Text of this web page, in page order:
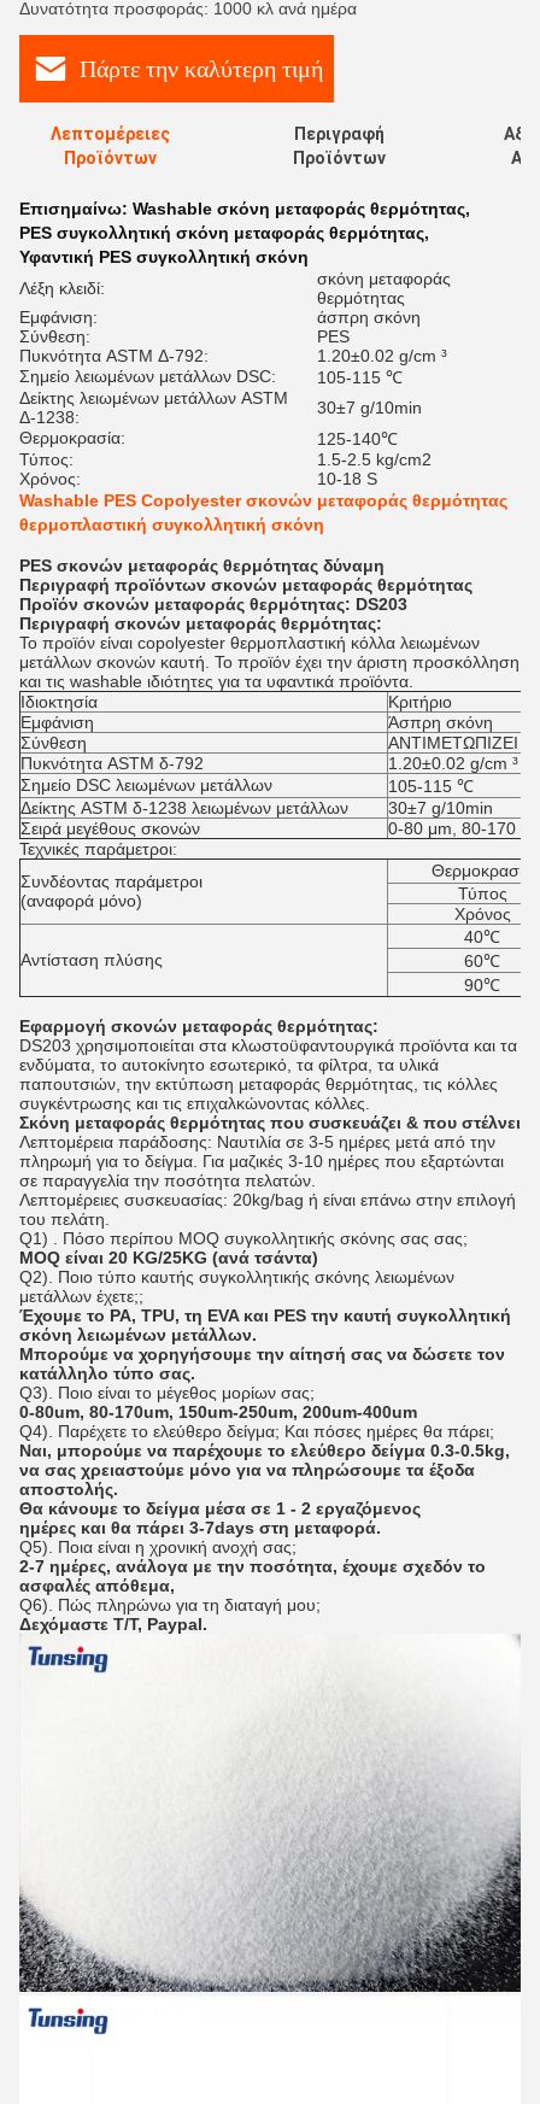
Δυνατότητα προσφοράς: 1000 κλ ανά ημέρα
Πάρτε την καλύτερη τιμή
Λεπτομέρειες
Προϊόντων
Περιγραφή
Προϊόντων
Επισημαίνω: Washable σκόνη μεταφοράς θερμότητας,
PES συγκολλητική σκόνη μεταφοράς θερμότητας,
Υφαντική PES συγκολλητική σκόνη
Λέξη κλειδί:
σκόνη μεταφοράς
θερμότητας
Εμφάνιση:
άσπρη σκόνη
Σύνθεση:
PES
Πυκνότητα ASTM Δ-792:
1.20±0.02 g/cm ³
Σημείο λειωμένων μετάλλων DSC:
105-115 ℃
Δείκτης λειωμένων μετάλλων ASTM
Δ-1238:
30±7 g/10min
Θερμοκρασία:
125-140℃
Τύπος:
1.5-2.5 kg/cm2
Χρόνος:
10-18 S
Washable PES Copolyester σκονών μεταφοράς θερμότητας
θερμοπλαστική συγκολλητική σκόνη
PES σκονών μεταφοράς θερμότητας δύναμη
Περιγραφή προϊόντων σκονών μεταφοράς θερμότητας
Προϊόν σκονών μεταφοράς θερμότητας: DS203
Περιγραφή σκονών μεταφοράς θερμότητας:
Το προϊόν είναι copolyester θερμοπλαστική κόλλα λειωμένων
μετάλλων σκονών καυτή. Το προϊόν έχει την άριστη προσκόλληση
και τις washable ιδιότητες για τα υφαντικά προϊόντα.
Ιδιοκτησία
Κριτήριο
Εμφάνιση
Άσπρη σκόνη
Σύνθεση
ΑΝΤΙΜΕΤΩΠΙΖΕΙ
Πυκνότητα ASTM δ-792
1.20±0.02 g/cm ³
Σημείο DSC λειωμένων μετάλλων
105-115 ℃
Δείκτης ASTM δ-1238 λειωμένων μετάλλων
30±7 g/10min
Σειρά μεγέθους σκονών
0-80 μm, 80-170
Τεχνικές παράμετροι:
Συνδέοντας παράμετροι
(αναφορά μόνο)
Θερμοκρασία
Τύπος
Χρόνος
Αντίσταση πλύσης
40℃
60℃
90℃
Εφαρμογή σκονών μεταφοράς θερμότητας:
DS203 χρησιμοποιείται στα κλωστοϋφαντουργικά προϊόντα και τα
ενδύματα, το αυτοκίνητο εσωτερικό, τα φίλτρα, τα υλικά
παπουτσιών, την εκτύπωση μεταφοράς θερμότητας, τις κόλλες
συγκέντρωσης και τις επιχαλκώνοντας κόλλες.
Σκόνη μεταφοράς θερμότητας που συσκευάζει & που στέλνει
Λεπτομέρεια παράδοσης: Ναυτιλία σε 3-5 ημέρες μετά από την
πληρωμή για το δείγμα. Για μαζικές 3-10 ημέρες που εξαρτώνται
σε παραγγελία την ποσότητα πελατών.
Λεπτομέρειες συσκευασίας: 20kg/bag ή είναι επάνω στην επιλογή
του πελάτη.
Q1)
. Πόσο περίπου MOQ συγκολλητικής σκόνης σας σας;
MOQ είναι 20 KG/25KG (ανά τσάντα)
Q2). Ποιο τύπο καυτής συγκολλητικής σκόνης λειωμένων
μετάλλων έχετε;;
Έχουμε το PA, TPU, τη EVA και PES την καυτή συγκολλητική
σκόνη λειωμένων μετάλλων.
Μπορούμε να χορηγήσουμε την αίτησή σας να δώσετε τον
κατάλληλο τύπο σας.
Q3). Ποιο είναι το μέγεθος μορίων σας;
0-80um, 80-170um, 150um-250um, 200um-400um
Q4). Παρέχετε το ελεύθερο δείγμα; Και πόσες ημέρες θα πάρει;
Ναι, μπορούμε να παρέχουμε το ελεύθερο δείγμα 0.3-0.5kg,
να σας χρειαστούμε μόνο για να πληρώσουμε τα έξοδα
αποστολής.
Θα κάνουμε το δείγμα μέσα σε 1 - 2 εργαζόμενος
ημέρες και θα πάρει 3-7days στη μεταφορά.
Q5). Ποια είναι η χρονική ανοχή σας;
2-7 ημέρες, ανάλογα με την ποσότητα, έχουμε σχεδόν το
ασφαλές απόθεμα,
Q6). Πώς πληρώνω για τη διαταγή μου;
Δεχόμαστε T/T, Paypal.